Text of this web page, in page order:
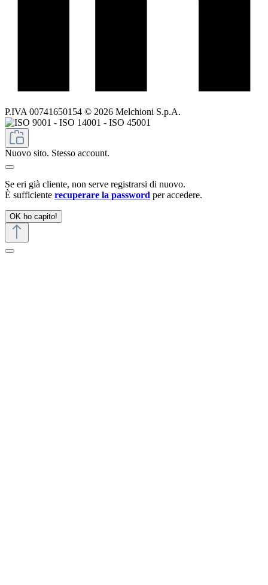
P.IVA 00741650154 © 2026 Melchioni S.p.A.
Nuovo sito. Stesso account.
Se eri già cliente, non serve registrarsi di nuovo.
È sufficiente recuperare la password per accedere.
OK ho capito!